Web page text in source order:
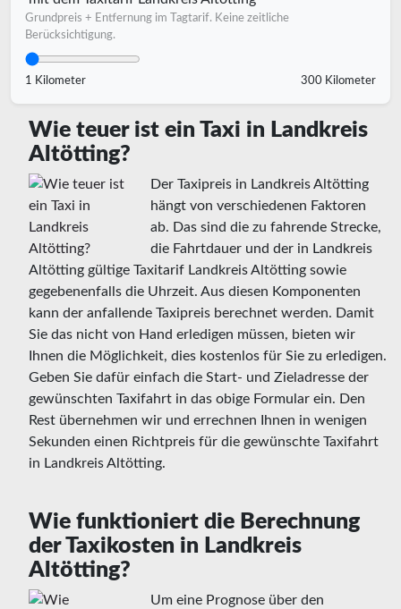
Grundpreis + Entfernung im Tagtarif. Keine zeitliche
Berücksichtigung.
1 Kilometer 300 Kilometer
Wie teuer ist ein Taxi in Landkreis
Altötting?
Der Taxipreis in Landkreis Altötting
hängt von verschiedenen Faktoren
ab. Das sind die zu fahrende Strecke,
die Fahrtdauer und der in Landkreis
Altötting gültige Taxitarif Landkreis Altötting sowie
gegebenenfalls die Uhrzeit. Aus diesen Komponenten
kann der anfallende Taxipreis berechnet werden. Damit
Sie das nicht von Hand erledigen müssen, bieten wir
Ihnen die Möglichkeit, dies kostenlos für Sie zu erledigen.
Geben Sie dafür einfach die Start- und Zieladresse der
gewünschten Taxifahrt in das obige Formular ein. Den
Rest übernehmen wir und errechnen Ihnen in wenigen
Sekunden einen Richtpreis für die gewünschte Taxifahrt
in Landkreis Altötting.
Wie funktioniert die Berechnung
der Taxikosten in Landkreis
Altötting?
Um eine Prognose über den